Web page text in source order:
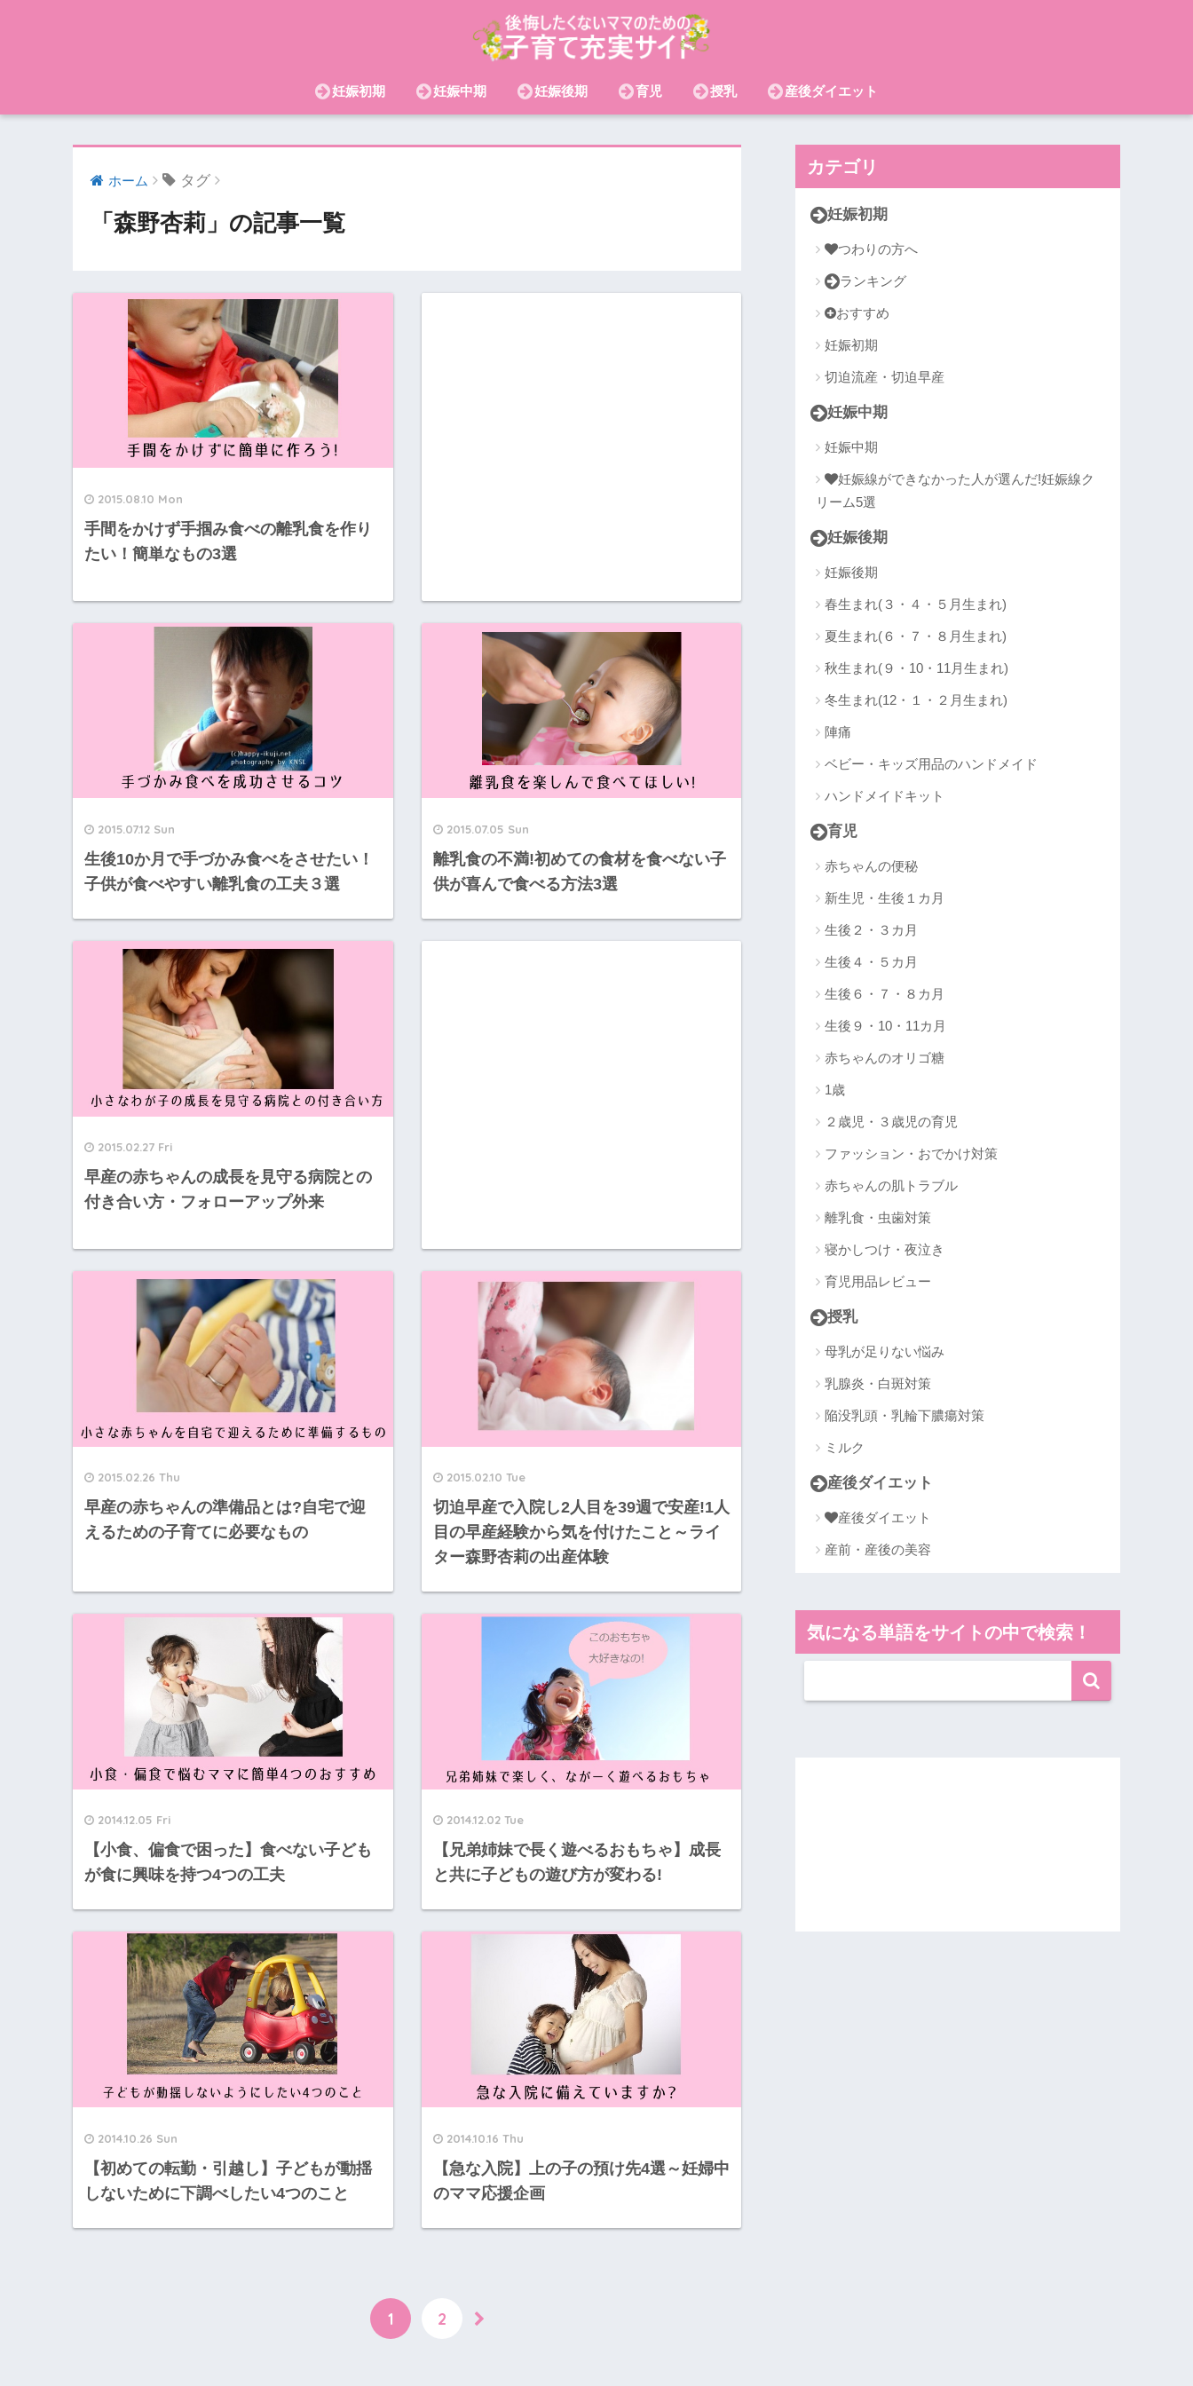
妊娠初期 妊娠中期 妊娠後期 育児 授乳 産後ダイエット
ホーム タグ
「森野杏莉」の記事一覧
2015.08.10 Mon
手間をかけず手掴み食べの離乳食を作り
たい！簡単なもの3選
2015.07.12 Sun
生後10か月で手づかみ食べをさせたい！
子供が食べやすい離乳食の工夫３選
2015.07.05 Sun
離乳食の不満!初めての食材を食べない子
供が喜んで食べる方法3選
2015.02.27 Fri
早産の赤ちゃんの成長を見守る病院との
付き合い方・フォローアップ外来
2015.02.26 Thu
早産の赤ちゃんの準備品とは?自宅で迎
えるための子育てに必要なもの
2015.02.10 Tue
切迫早産で入院し2人目を39週で安産!1人
目の早産経験から気を付けたこと～ライ
ター森野杏莉の出産体験
2014.12.05 Fri
【小食、偏食で困った】食べない子ども
が食に興味を持つ4つの工夫
2014.12.02 Tue
【兄弟姉妹で長く遊べるおもちゃ】成長
と共に子どもの遊び方が変わる!
2014.10.26 Sun
【初めての転勤・引越し】子どもが動揺
しないために下調べしたい4つのこと
2014.10.16 Thu
【急な入院】上の子の預け先4選～妊婦中
のママ応援企画
1 2
カテゴリ
妊娠初期
つわりの方へ
ランキング
おすすめ
妊娠初期
切迫流産・切迫早産
妊娠中期
妊娠中期
妊娠線ができなかった人が選んだ!妊娠線ク
リーム5選
妊娠後期
妊娠後期
春生まれ(３・４・５月生まれ)
夏生まれ(６・７・８月生まれ)
秋生まれ(９・10・11月生まれ)
冬生まれ(12・１・２月生まれ)
陣痛
ベビー・キッズ用品のハンドメイド
ハンドメイドキット
育児
赤ちゃんの便秘
新生児・生後１カ月
生後２・３カ月
生後４・５カ月
生後６・７・８カ月
生後９・10・11カ月
赤ちゃんのオリゴ糖
1歳
２歳児・３歳児の育児
ファッション・おでかけ対策
赤ちゃんの肌トラブル
離乳食・虫歯対策
寝かしつけ・夜泣き
育児用品レビュー
授乳
母乳が足りない悩み
乳腺炎・白斑対策
陥没乳頭・乳輪下膿瘍対策
ミルク
産後ダイエット
産後ダイエット
産前・産後の美容
気になる単語をサイトの中で検索！